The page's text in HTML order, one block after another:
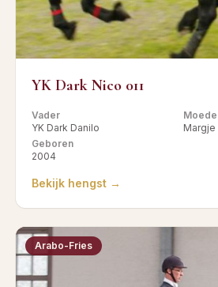
YK Dark Nico 011
Vader
YK Dark Danilo
Geboren
2004
Bekijk hengst →
Arabo-Fries